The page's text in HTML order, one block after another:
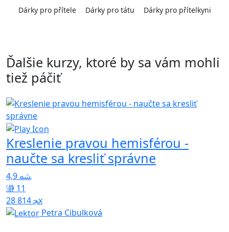
Dárky pro přítele Dárky pro tátu Dárky pro přítelkyni
Ďalšie kurzy, ktoré by sa vám mohli
tiež páčiť
Kreslenie pravou hemisférou -
naučte sa kresliť správne
4,9
11
28 814x
Petra Cibulková